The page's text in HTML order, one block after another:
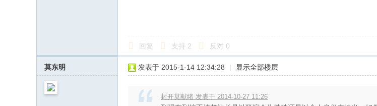
回复 支持 2 反对 0
莫东明 发表于 2015-1-14 12:34:28 | 显示全部楼层
封开莫献绪 发表于 2014-10-27 11:26